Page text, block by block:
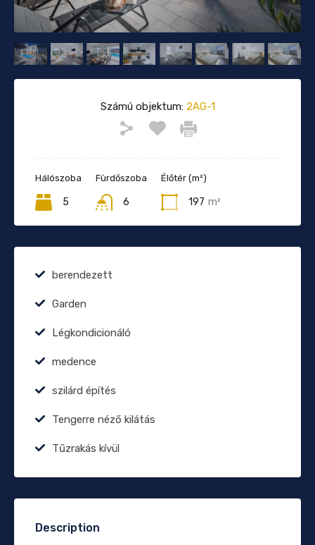
Számú objektum:2AG-1
Hálószoba
5
Fürdőszoba
6
Élőtér (m²)
197 m²
berendezett
Garden
Légkondicionáló
medence
szilárd építés
Tengerre néző kilátás
Tűzrakás kívül
Description